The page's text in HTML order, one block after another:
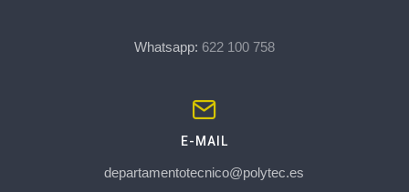
Whatsapp: 622 100 758
E-MAIL
departamentotecnico@polytec.es